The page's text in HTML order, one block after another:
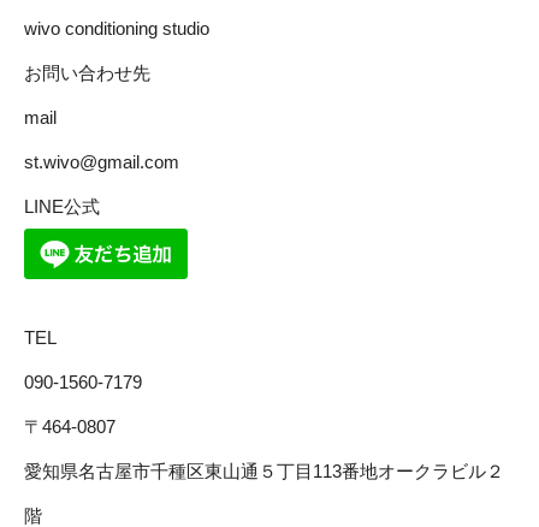
wivo conditioning studio
お問い合わせ先
mail
st.wivo@gmail.com
LINE公式
TEL
090-1560-7179
〒464-0807
愛知県名古屋市千種区東山通５丁目113番地オークラビル２
階